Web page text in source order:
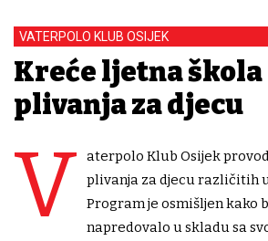
VATERPOLO KLUB OSIJEK
Kreće ljetna škola
plivanja za djecu
V
aterpolo Klub Osijek
plivanja za djecu različitih
Program je osmišljen kako
napredovalo u skladu sa